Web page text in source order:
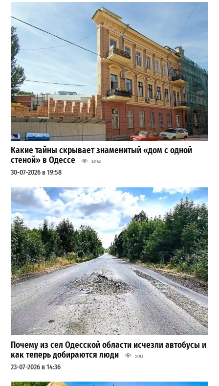
Какие тайны скрывает знаменитый «дом с одной
стеной» в Одессе
34142
30-07-2026 в 19:58
Почему из сел Одесской области исчезли автобусы и
как теперь добираются люди
5103
23-07-2026 в 14:36